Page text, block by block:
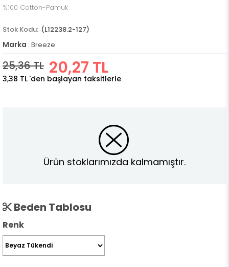
%100 Cotton-Pamuk
(L12238.2-127)
Marka : Breeze
25,36 TL 20,27 TL
3,38 TL 'den başlayan taksitlerle
Ürün stoklarımızda kalmamıştır.
Beden Tablosu
Renk